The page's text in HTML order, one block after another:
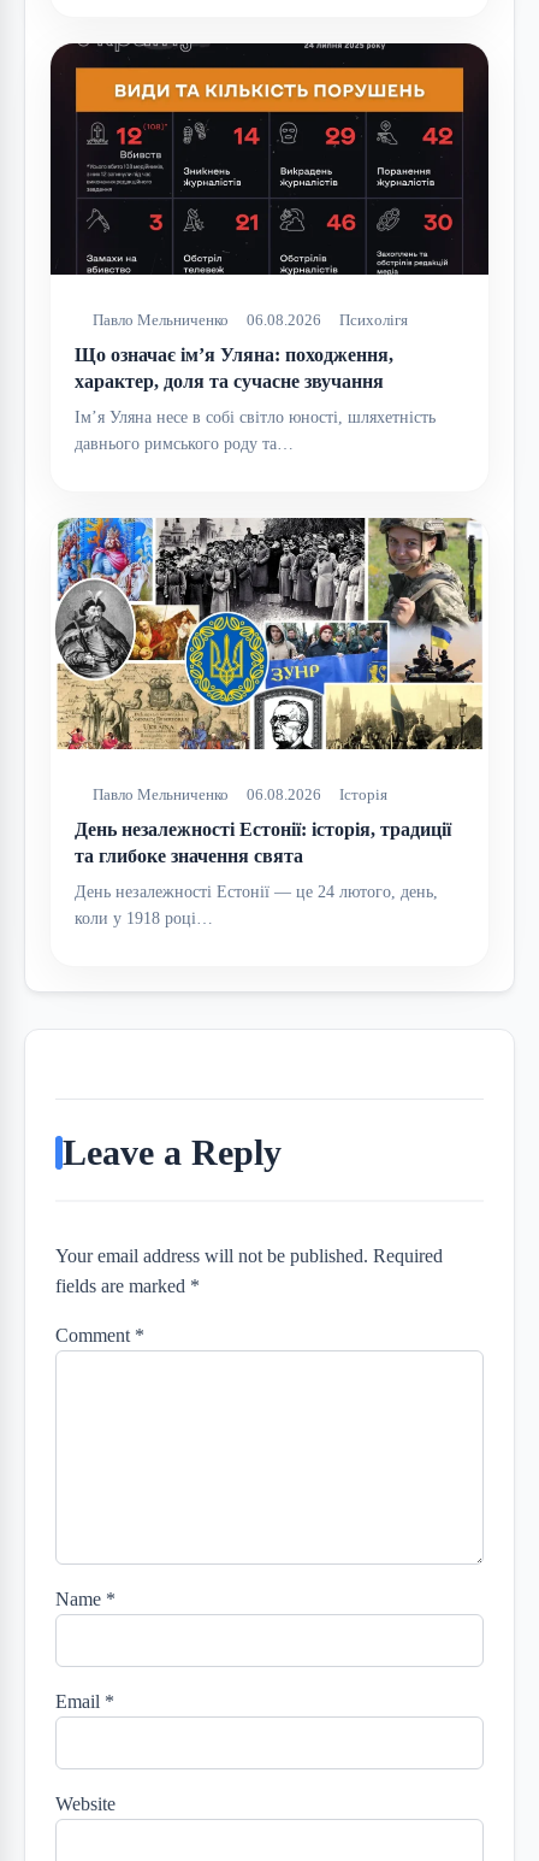
Павло Мельниченко 06.08.2026 Психолігя
Що означає ім’я Уляна: походження,
характер, доля та сучасне звучання
Ім’я Уляна несе в собі світло юності, шляхетність
давнього римського роду та…
Павло Мельниченко 06.08.2026 Історія
День незалежності Естонії: історія, традиції
та глибоке значення свята
День незалежності Естонії — це 24 лютого, день,
коли у 1918 році…
Leave a Reply
Your email address will not be published. Required
fields are marked *
Comment *
Name *
Email *
Website